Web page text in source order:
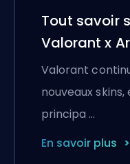
Tout savoir
Valorant x
Valorant
nouveaux skins,
principa …
En savoir plus